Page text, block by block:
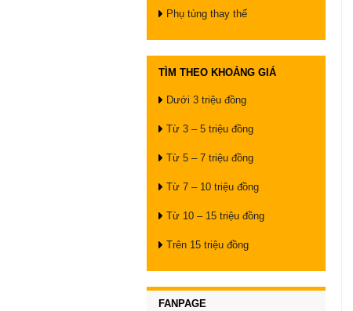
Phụ tùng thay thế
TÌM THEO KHOẢNG GIÁ
Dưới 3 triệu đồng
Từ 3 – 5 triệu đồng
Từ 5 – 7 triệu đồng
Từ 7 – 10 triệu đồng
Từ 10 – 15 triệu đồng
Trên 15 triệu đồng
FANPAGE